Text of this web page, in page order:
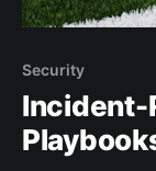
Security
Incident-